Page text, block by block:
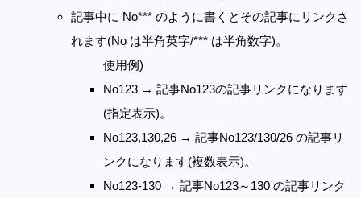
記事中に No*** のように書くとその記事にリンクさ
れます(No は半角英字/*** は半角数字)。
使用例)
No123 → 記事No123の記事リンクになります
(指定表示)。
No123,130,26 → 記事No123/130/26 の記事リ
ンクになります(複数表示)。
No123-130 → 記事No123～130 の記事リンク